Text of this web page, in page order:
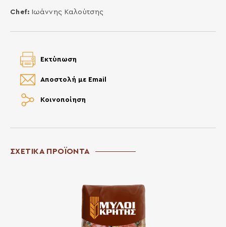
Chef: Ιωάννης Καλούτσης
Κοινοποίηση
Αποστολή με Email
Εκτύπωση
ΣΧΕΤΙΚΑ ΠΡΟΪΟΝΤΑ